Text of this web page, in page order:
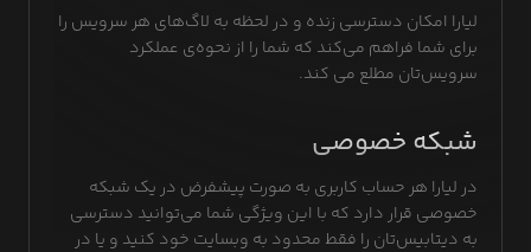
لیارا امکان دسترسی زنده و در لحظه به لاگ‌های هر سرویس را
برای شما فراهم می‌کند که شما را از نحوه‌ی عملکرد
سرویس‌تان مطلع می کند.
شبکه خصوصی
در لیارا هر حساب کاربری به صورت پیشفرض در یک شبکه
خصوصی قرار دارد که با این ویژگی شما می‌توانید دسترسی
به دیتابیس‌تان را فقط محدود به وبسایت خود کنید و یا در